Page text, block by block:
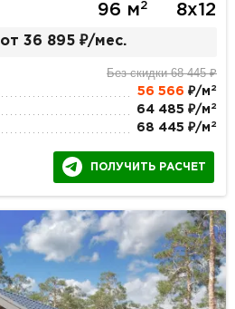
96 м2 8х12
от 36 895 ₽/мес.
Без скидки 68 445 ₽
56 566 ₽/м 2
64 485 ₽/м 2
68 445 ₽/м 2
ПОЛУЧИТЬ РАСЧЕТ